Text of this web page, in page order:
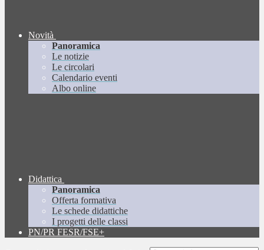
Novità
Panoramica
Le notizie
Le circolari
Calendario eventi
Albo online
Didattica
Panoramica
Offerta formativa
Le schede didattiche
I progetti delle classi
PN/PR FESR/FSE+